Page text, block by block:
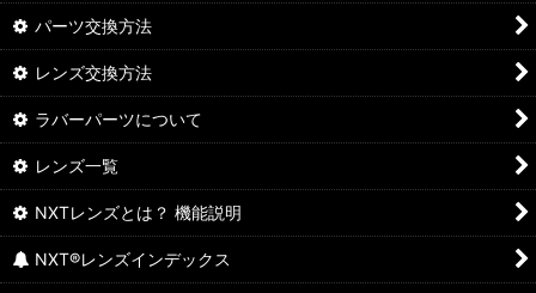
パーツ交換方法
レンズ交換方法
ラバーパーツについて
レンズ一覧
NXTレンズとは？ 機能説明
NXT®レンズインデックス